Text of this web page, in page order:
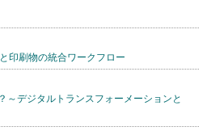
印刷物の統合ワークフロー
～デジタルトランスフォーメーションと